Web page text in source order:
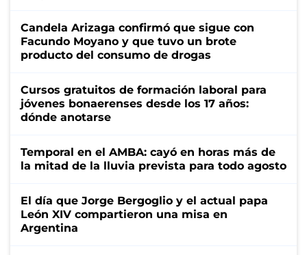
Candela Arizaga confirmó que sigue con
Facundo Moyano y que tuvo un brote
producto del consumo de drogas
Cursos gratuitos de formación laboral para
jóvenes bonaerenses desde los 17 años:
dónde anotarse
Temporal en el AMBA: cayó en horas más de
la mitad de la lluvia prevista para todo agosto
El día que Jorge Bergoglio y el actual papa
León XIV compartieron una misa en
Argentina